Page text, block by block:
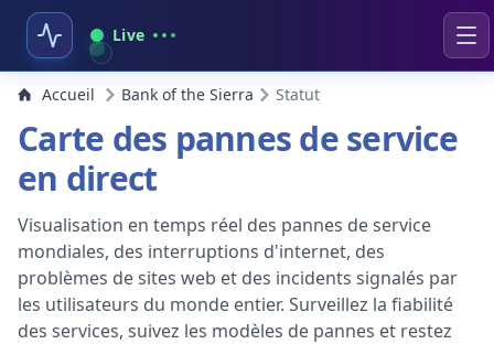
Live
Accueil Bank of the Sierra Statut
Carte des pannes de service
en direct
Visualisation en temps réel des pannes de service
mondiales, des interruptions d'internet, des
problèmes de sites web et des incidents signalés par
les utilisateurs du monde entier. Surveillez la fiabilité
des services, suivez les modèles de pannes et restez